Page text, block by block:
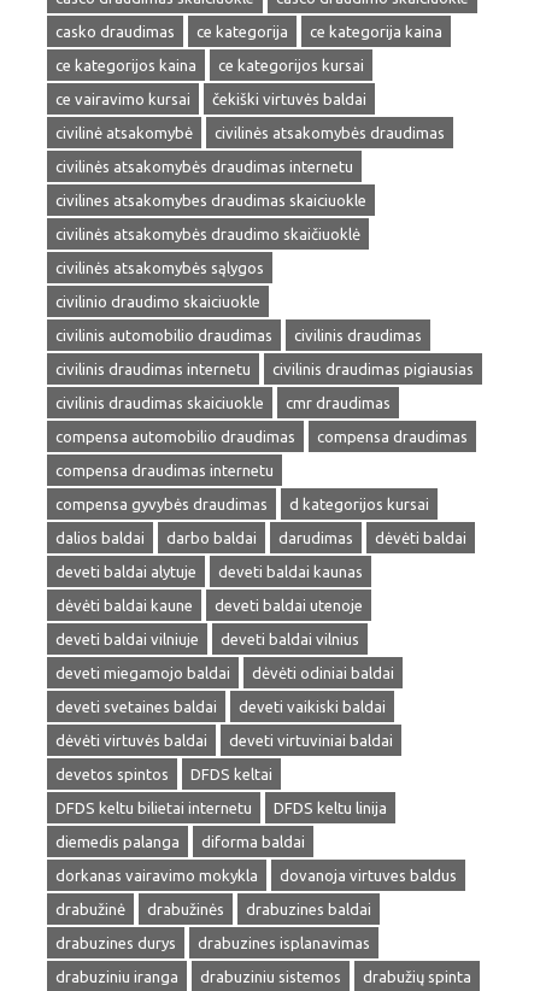
casko draudimas
ce kategorija
ce kategorija kaina
ce kategorijos kaina
ce kategorijos kursai
ce vairavimo kursai
čekiški virtuvės baldai
civilinė atsakomybė
civilinės atsakomybės draudimas
civilinės atsakomybės draudimas internetu
civilines atsakomybes draudimas skaiciuokle
civilinės atsakomybės draudimo skaičiuoklė
civilinės atsakomybės sąlygos
civilinio draudimo skaiciuokle
civilinis automobilio draudimas
civilinis draudimas
civilinis draudimas internetu
civilinis draudimas pigiausias
civilinis draudimas skaiciuokle
cmr draudimas
compensa automobilio draudimas
compensa draudimas
compensa draudimas internetu
compensa gyvybės draudimas
d kategorijos kursai
dalios baldai
darbo baldai darudimas
dėvėti baldai
deveti baldai alytuje
deveti baldai kaunas
dėvėti baldai kaune
deveti baldai utenoje
deveti baldai vilniuje
deveti baldai vilnius
deveti miegamojo baldai
dėvėti odiniai baldai
deveti svetaines baldai
deveti vaikiski baldai
dėvėti virtuvės baldai
deveti virtuviniai baldai
devetos spintos
DFDS keltai
DFDS keltu bilietai internetu
DFDS keltu linija
diemedis palanga
diforma baldai
dorkanas vairavimo mokykla
dovanoja virtuves baldus
drabužinė
drabužinės
drabuzines baldai
drabuzines durys
drabuzines isplanavimas
drabuziniu iranga
drabuziniu sistemos
drabužių spinta